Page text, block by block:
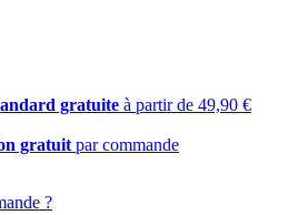
gratuite à partir de 49,90 €
gratuit par commande
?